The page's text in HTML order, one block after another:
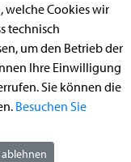
welche Cookies wir
technisch
um den Betrieb der
Ihre Einwilligung
Sie können die
Besuchen Sie